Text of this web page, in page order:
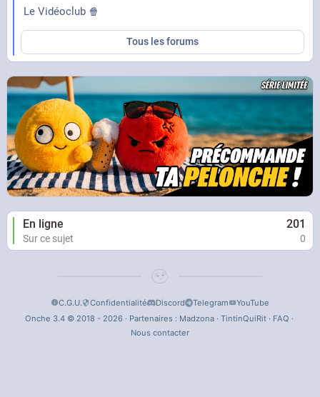
Le Vidéoclub 🍿
Tous les forums
En ligne 201
Sur ce sujet 0
C.G.U. Confidentialité Discord Telegram
YouTube
Onche 3.4 © 2018 - 2026 · Partenaires : Madzona· TintinQuiRit· FAQ ·
Nous contacter